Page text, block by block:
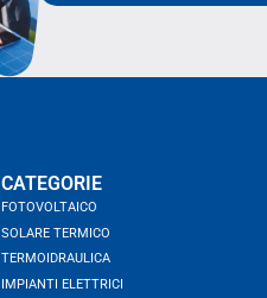
CATEGORIE
FOTOVOLTAICO
SOLARE TERMICO
TERMOIDRAULICA
IMPIANTI ELETTRICI